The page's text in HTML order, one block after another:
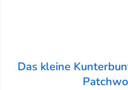
Das kleine